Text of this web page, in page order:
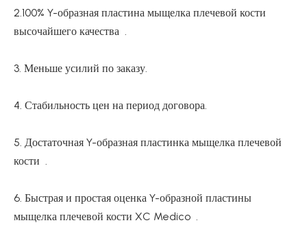
2.100% Y-образная пластина мыщелка плечевой кости
высочайшего качества .
3. Меньше усилий по заказу.
4. Стабильность цен на период договора.
5. Достаточная Y-образная пластинка мыщелка плечевой
кости .
6. Быстрая и простая оценка Y-образной пластины
мыщелка плечевой кости XC Medico .